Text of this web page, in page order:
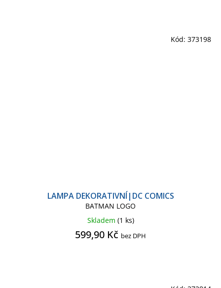
LAMPA DEKORATIVNÍ|DC COMICS
BATMAN LOGO
Skladem (1 ks)
599,90 Kč bez DPH
Kód: 373198